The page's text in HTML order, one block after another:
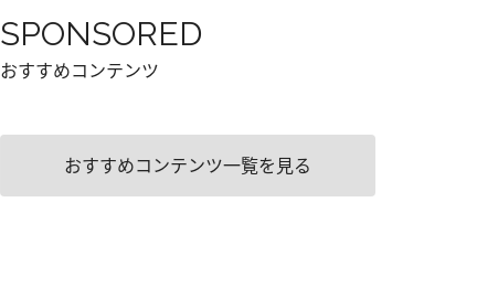
SPONSORED
おすすめコンテンツ
おすすめコンテンツ一覧を見る